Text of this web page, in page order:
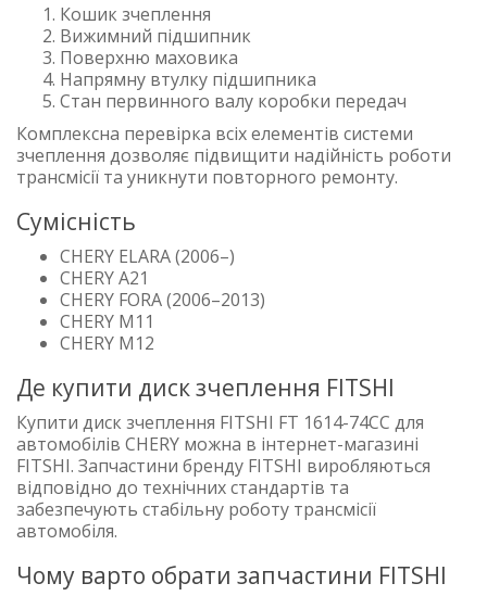
Кошик зчеплення
Вижимний підшипник
Поверхню маховика
Напрямну втулку підшипника
Стан первинного валу коробки передач
Комплексна перевірка всіх елементів системи
зчеплення дозволяє підвищити надійність роботи
трансмісії та уникнути повторного ремонту.
Сумісність
CHERY ELARA (2006–)
CHERY A21
CHERY FORA (2006–2013)
CHERY M11
CHERY M12
Де купити диск зчеплення FITSHI
Купити диск зчеплення FITSHI FT 1614-74CC для
автомобілів CHERY можна в інтернет-магазині
FITSHI. Запчастини бренду FITSHI виробляються
відповідно до технічних стандартів та
забезпечують стабільну роботу трансмісії
автомобіля.
Чому варто обрати запчастини FITSHI